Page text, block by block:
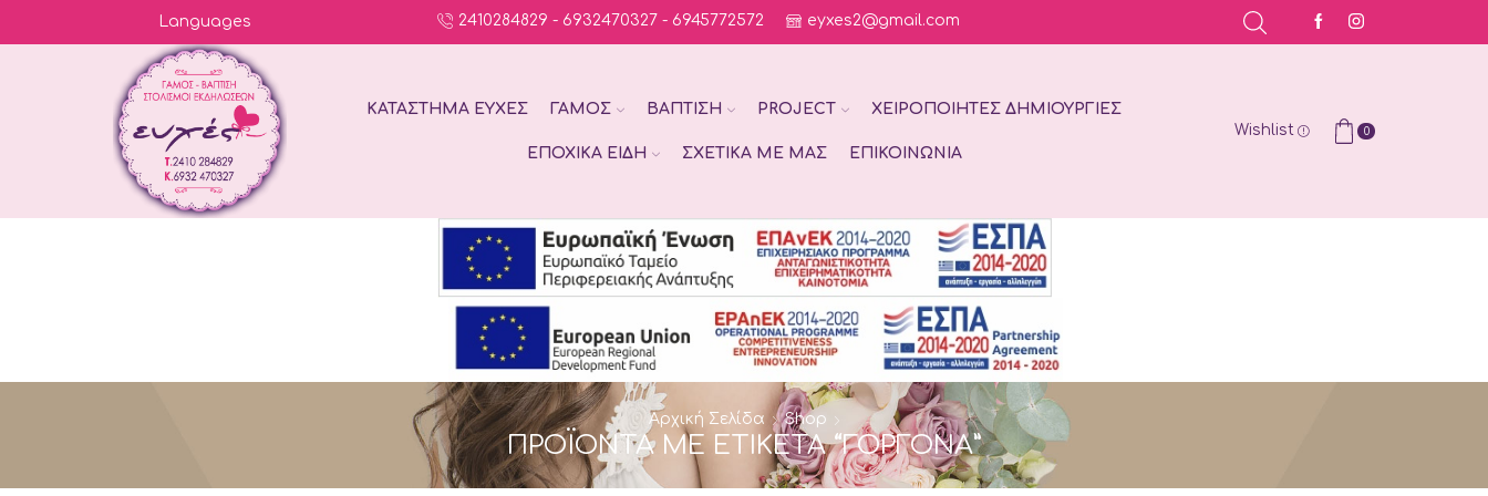
Languages 2410284829 - 6932470327 - 6945772572 eyxes2@gmail.com
ΚΑΤΆΣΤΗΜΑ ΕΥΧΈΣ ΓΆΜΟΣ ΒΆΠΤΙΣΗ PROJECT ΧΕΙΡΟΠΟΊΗΤΕΣ ΔΗΜΙΟΥΡΓΊΕΣ
ΕΠΟΧΙΚΆ ΕΊΔΗ ΣΧΕΤΙΚΆ ΜΕ ΜΑΣ ΕΠΙΚΟΙΝΩΝΊΑ
Wishlist 0
Αρχική Σελίδα Shop
ΠΡΟΪΌΝΤΑ ΜΕ ΕΤΙΚΈΤΑ “ΓΟΡΓΌΝΑ”